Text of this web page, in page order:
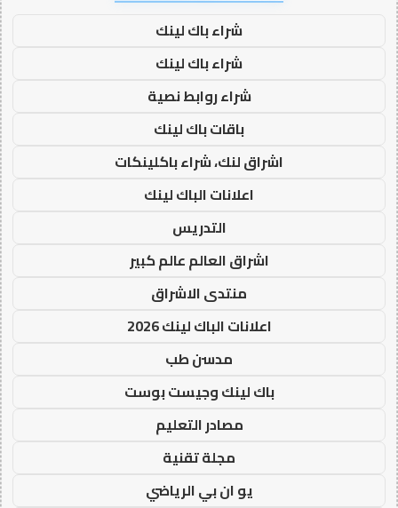
شراء باك لينك
شراء باك لينك
شراء روابط نصية
باقات باك لينك
اشراق لنك، شراء باكلينكات
اعلانات الباك لينك
التدريس
اشراق العالم عالم كبير
منتدى الاشراق
اعلانات الباك لينك 2026
مدسن طب
باك لينك وجيست بوست
مصادر التعليم
مجلة تقنية
يو ان بي الرياضي